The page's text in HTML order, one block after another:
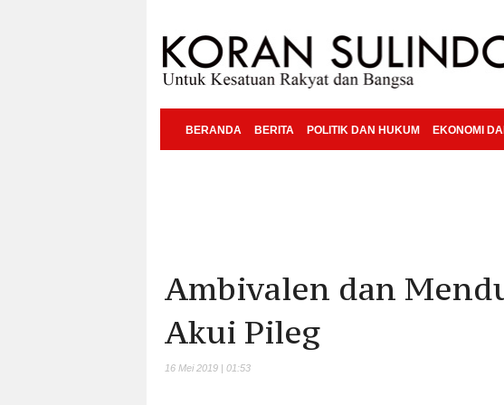
BERANDA BERITA POLITIK DAN HUKUM EKONOMI
Ambivalen dan
Akui Pileg
16 Mei 2019 | 01:53